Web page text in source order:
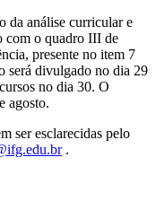
da análise curricular e
com o quadro III de
presente no item 7
será divulgado no dia 29
no dia 30. O
agosto.
ser esclarecidas pelo
.